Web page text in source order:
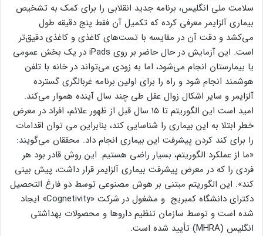
سلامت ملی انگلیس، برنامه جدید انقلابی را برای کمک به تشخیص
بیماری آلزایمر معرفی کرده که تکمیل آن فقط پنج دقیقه طول
می‌کشد و دقت آن در مقایسه با تست‌های کاغذی و کاغذی دقیق‌تر
است. این آزمایش در حال حاضر بر روی iPads در یک بخش عمومی
یا بیمارستان انجام می‌شود، اما به زودی می‌تواند در خانه با تلفن
هوشمند انجام شود و راه را برای اولین برنامه غربالگری گسترده
آلزایمر و سایر اشکال زوال عقل طی چند سال آینده هموار می‌کند.
امید است این الگوریتم تا ۱۵ سال قبل از ظهور علائم، افراد در معرض
خطر ابتلا به این بیماری را شناسایی کند، بنابراین می توان اقدامات
را برای کند کردن پیشرفت این بیماری انجام داد. محققان می‌گویند:
«ما از عملکرد الگوریتم، بسیار راضی هستیم. این روش قادر بود هر
فردی را که در معرض پیشرفت بیماری آلزایمر قرار داشت، پیش بینی
کند». این الگوریتم مبتنی بر هوش مصنوعی توسط دو فارغ التحصیل
دکترای دانشگاه کمبریج و مشغول در شرکت «Cognetivity» ایجاد
شده است و توسط سازمان تنظیم داروها و محصولات بهداشتی
انگلیس (MHRA) تأیید شده است.